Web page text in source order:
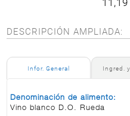
DESCRIPCIÓN AMPLIADA:
Infor. General Ingred.
Denominación de alimento:
Vino blanco D.O. Rueda